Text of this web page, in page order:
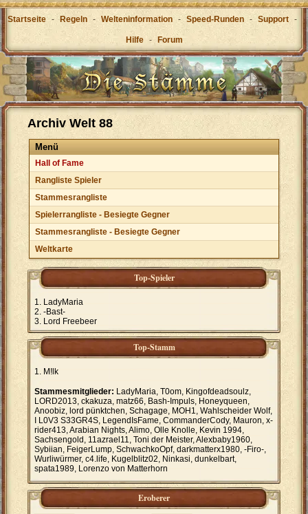
Startseite - Regeln - Welteninformation - Speed-Runden - Support -
Hilfe - Forum
Archiv Welt 88
Menü
Hall of Fame
Rangliste Spieler
Stammesrangliste
Spielerrangliste - Besiegte Gegner
Stammesrangliste - Besiegte Gegner
Weltkarte
Top-Spieler
LadyMaria
-Bast-
Lord Freebeer
Top-Stamm
M!lk
Stammesmitglieder: LadyMaria, T0om, Kingofdeadsoulz,
LORD2013, ckakuza, matz66, Bash-Impuls, Honeyqueen,
Anoobiz, lord pünktchen, Schagage, MOH1, Wahlscheider Wolf,
I L0V3 S33GR4S, LegendIsFame, CommanderCody, Mauron, x-
rider413, Arabian Nights, Alimo, Olle Knolle, Kevin 1994,
Sachsengold, 11azrael11, Toni der Meister, Alexbaby1960,
Sybiian, FeigerLump, SchwachkoOpf, darkmatterx1980, -Firo-,
Wurliwürmer, c4.life, Kugelblitz02, Ninkasi, dunkelbart,
spata1989, Lorenzo von Matterhorn
Eroberer